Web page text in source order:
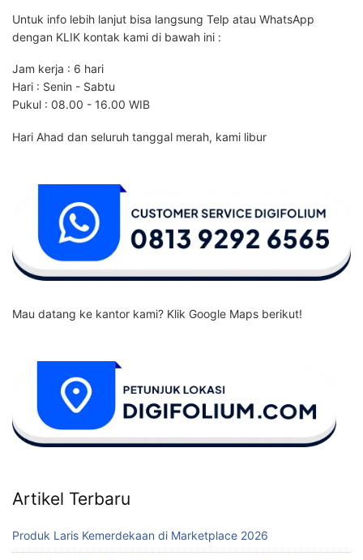
Untuk info lebih lanjut bisa langsung Telp atau WhatsApp
dengan KLIK kontak kami di bawah ini :
Jam kerja : 6 hari
Hari : Senin - Sabtu
Pukul : 08.00 - 16.00 WIB
Hari Ahad dan seluruh tanggal merah, kami libur
Mau datang ke kantor kami? Klik Google Maps berikut!
Artikel Terbaru
Produk Laris Kemerdekaan di Marketplace 2026